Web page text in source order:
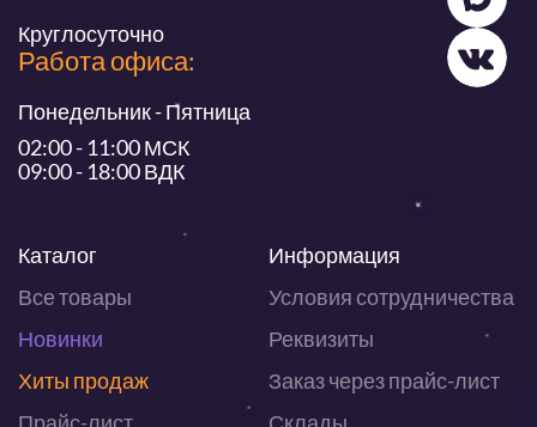
Круглосуточно
Работа офиса:
Понедельник - Пятница
02:00 - 11:00 МСК
09:00 - 18:00 ВДК
Каталог
Все товары
Новинки
Хиты продаж
Информация
Условия сотрудничества
Реквизиты
Заказ через прайс-лист